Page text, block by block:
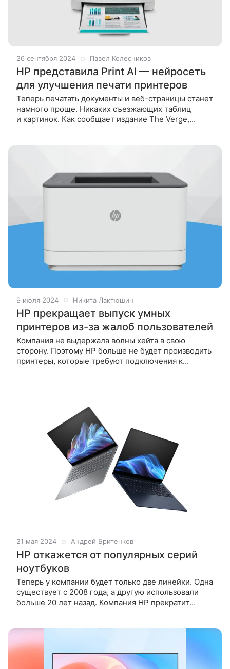
26 сентября 2024 Павел Колесников
HP представила Print AI — нейросеть
для улучшения печати принтеров
Теперь печатать документы и веб-страницы станет
намного проще. Никаких съезжающих таблиц
и картинок. Как сообщает издание The Verge,
9 июля 2024 Никита Лактюшин
HP прекращает выпуск умных
принтеров из-за жалоб пользователей
Компания не выдержала волны хейта в свою
сторону. Поэтому HP больше не будет производить
принтеры, которые требуют подключения к
21 мая 2024 Андрей Бритенков
HP откажется от популярных серий
ноутбуков
Теперь у компании будет только две линейки. Одна
существует с 2008 года, а другую использовали
больше 20 лет назад. Компания HP прекратит